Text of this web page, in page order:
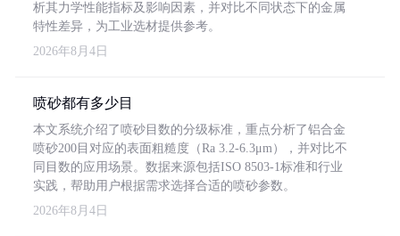
析其力学性能指标及影响因素，并对比不同状态下的金属
特性差异，为工业选材提供参考。
2026年8月4日
喷砂都有多少目
本文系统介绍了喷砂目数的分级标准，重点分析了铝合金
喷砂200目对应的表面粗糙度（Ra 3.2-6.3μm），并对比不
同目数的应用场景。数据来源包括ISO 8503-1标准和行业
实践，帮助用户根据需求选择合适的喷砂参数。
2026年8月4日